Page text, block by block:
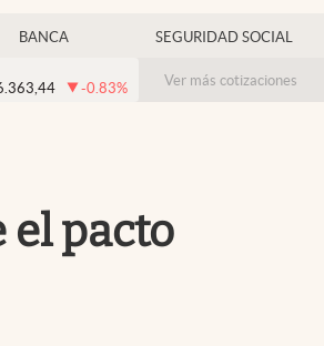
USA
Colombia
BANCA SEGURIDAD SOCIAL
-0.83% Ver más cotizaciones
el pacto